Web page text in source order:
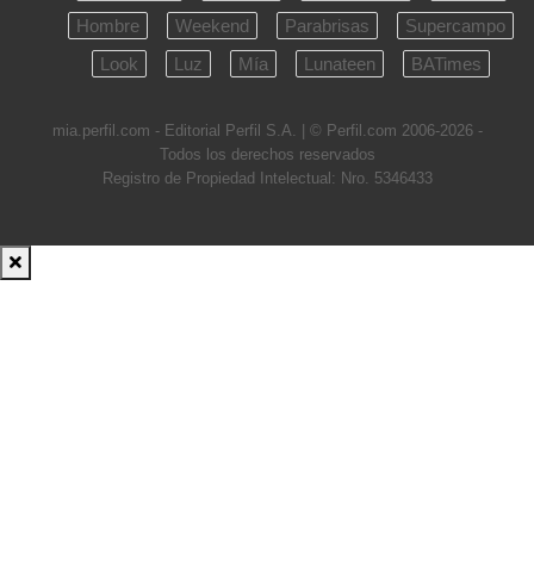
Hombre
Weekend Parabrisas
Supercampo
Look
Luz Mía Lunateen BATimes
mia.perfil.com - Editorial Perfil S.A. | © Perfil.com 2006-2026 -
Todos los derechos reservados
Registro de Propiedad Intelectual: Nro. 5346433